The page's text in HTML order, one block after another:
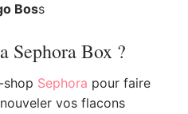
Boss
Sephora Box ?
shop Sephora pour faire
vos flacons